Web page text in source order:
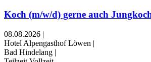
Koch (m/w/d) gerne auch
08.08.2026 |
Hotel Alpengasthof Löwen |
Bad Hindelang |